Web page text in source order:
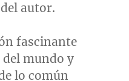
autor.
fascinante
del mundo y
lo común